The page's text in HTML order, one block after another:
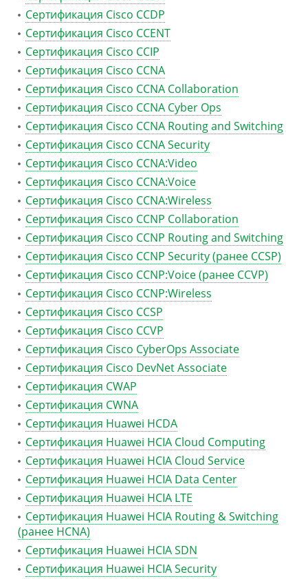
Сертификация Cisco CCDP
Сертификация Cisco CCENT
Сертификация Cisco CCIP
Сертификация Cisco CCNA
Сертификация Cisco CCNA Collaboration
Сертификация Cisco CCNA Cyber Ops
Сертификация Cisco CCNA Routing and Switching
Сертификация Cisco CCNA Security
Сертификация Cisco CCNA:Video
Сертификация Cisco CCNA:Voice
Сертификация Cisco CCNA:Wireless
Сертификация Cisco CCNP Collaboration
Сертификация Cisco CCNP Routing and Switching
Сертификация Cisco CCNP Security (ранее CCSP)
Сертификация Cisco CCNP:Voice (ранее CCVP)
Сертификация Cisco CCNP:Wireless
Сертификация Cisco CCSP
Сертификация Cisco CCVP
Сертификация Cisco CyberOps Associate
Сертификация Cisco DevNet Associate
Сертификация CWAP
Сертификация CWNA
Сертификация Huawei HCDA
Сертификация Huawei HCIA Cloud Computing
Сертификация Huawei HCIA Cloud Service
Сертификация Huawei HCIA Data Center
Сертификация Huawei HCIA LTE
Сертификация Huawei HCIA Routing & Switching
(ранее HCNA)
Сертификация Huawei HCIA SDN
Сертификация Huawei HCIA Security